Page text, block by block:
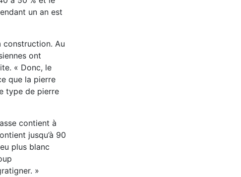
un an est
construction. Au
ont
« Donc, le
que la pierre
type de pierre
contient à
jusqu’à 90
plus blanc
»